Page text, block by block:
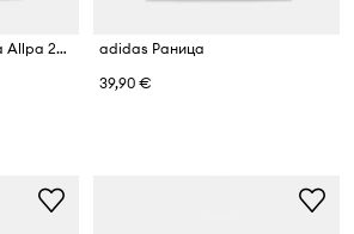
Cotopaxi пътна раница Allpa 28L
adidas Раница
39,90 €